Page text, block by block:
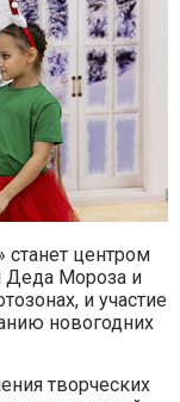
станет центром
Деда Мороза и
и участие
новогодних
творческих